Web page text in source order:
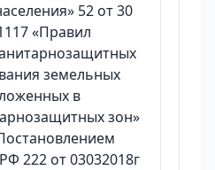
52 от 30
«Правил
земельных
в
зон»
222 от 03032018г